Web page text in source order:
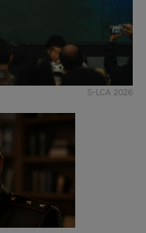
S-LCA 2026